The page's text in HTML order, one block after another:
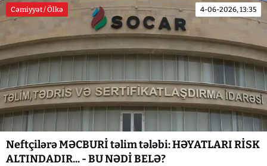
Cəmiyyət / Ölkə 4-06-2026, 13:35
Neftçilərə MƏCBURİ təlim tələbi: HƏYATLARI RİSK
ALTINDADIR... - BU NƏDİ BELƏ?